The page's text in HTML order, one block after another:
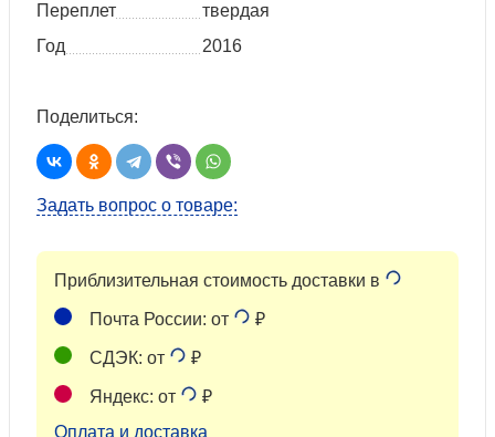
Переплет
твердая
Год
2016
Поделиться:
Задать вопрос о товаре:
Приблизительная стоимость доставки в
Почта России: от ₽
СДЭК: от ₽
Яндекс: от
₽
Оплата и доставка